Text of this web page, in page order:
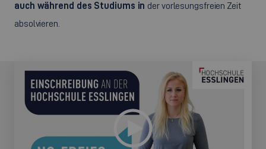
auch während des Studiums in der vorlesungsfreien Zeit
absolvieren.